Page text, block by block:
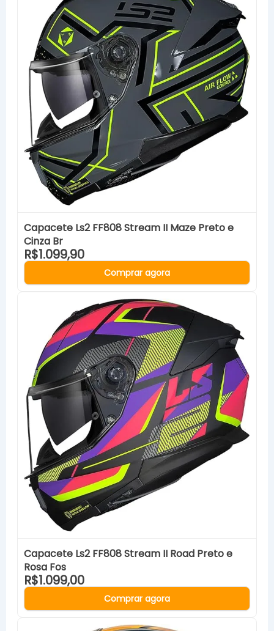
Capacete Ls2 FF808 Stream II Maze Preto e
Cinza Br
R$1.099,90
Comprar agora
Capacete Ls2 FF808 Stream II Road Preto e
Rosa Fos
R$1.099,00
Comprar agora